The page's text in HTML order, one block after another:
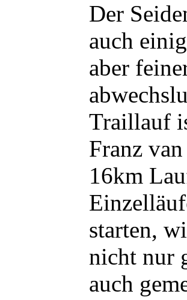
Der
auch
aber
Traillauf
Franz
16km
starten,
nicht nur
auch